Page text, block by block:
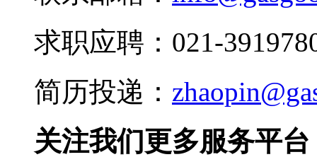
求职应聘：021-
简历投递：
关注我们更多服务平台